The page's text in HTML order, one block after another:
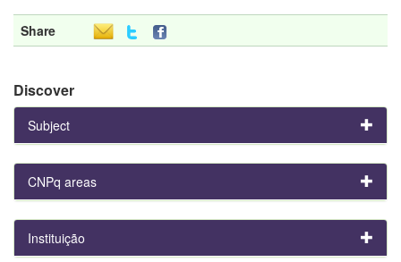
Share
Discover
Subject
CNPq areas
Instituição